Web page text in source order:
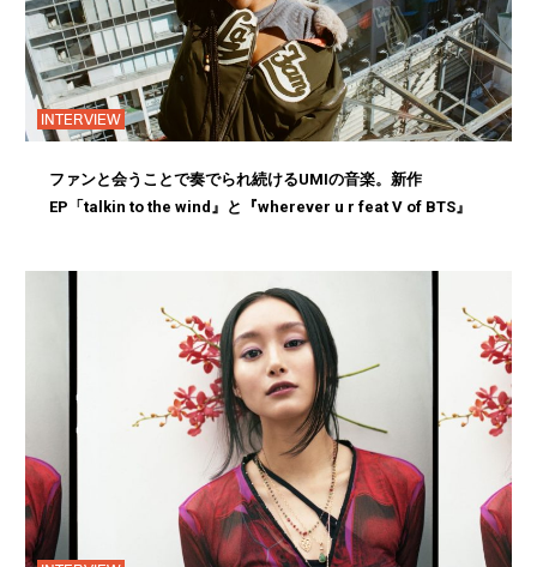
INTERVIEW
ファンと会うことで奏でられ続けるUMIの音楽。新作
EP「talkin to the wind』と『wherever u r feat V of BTS』